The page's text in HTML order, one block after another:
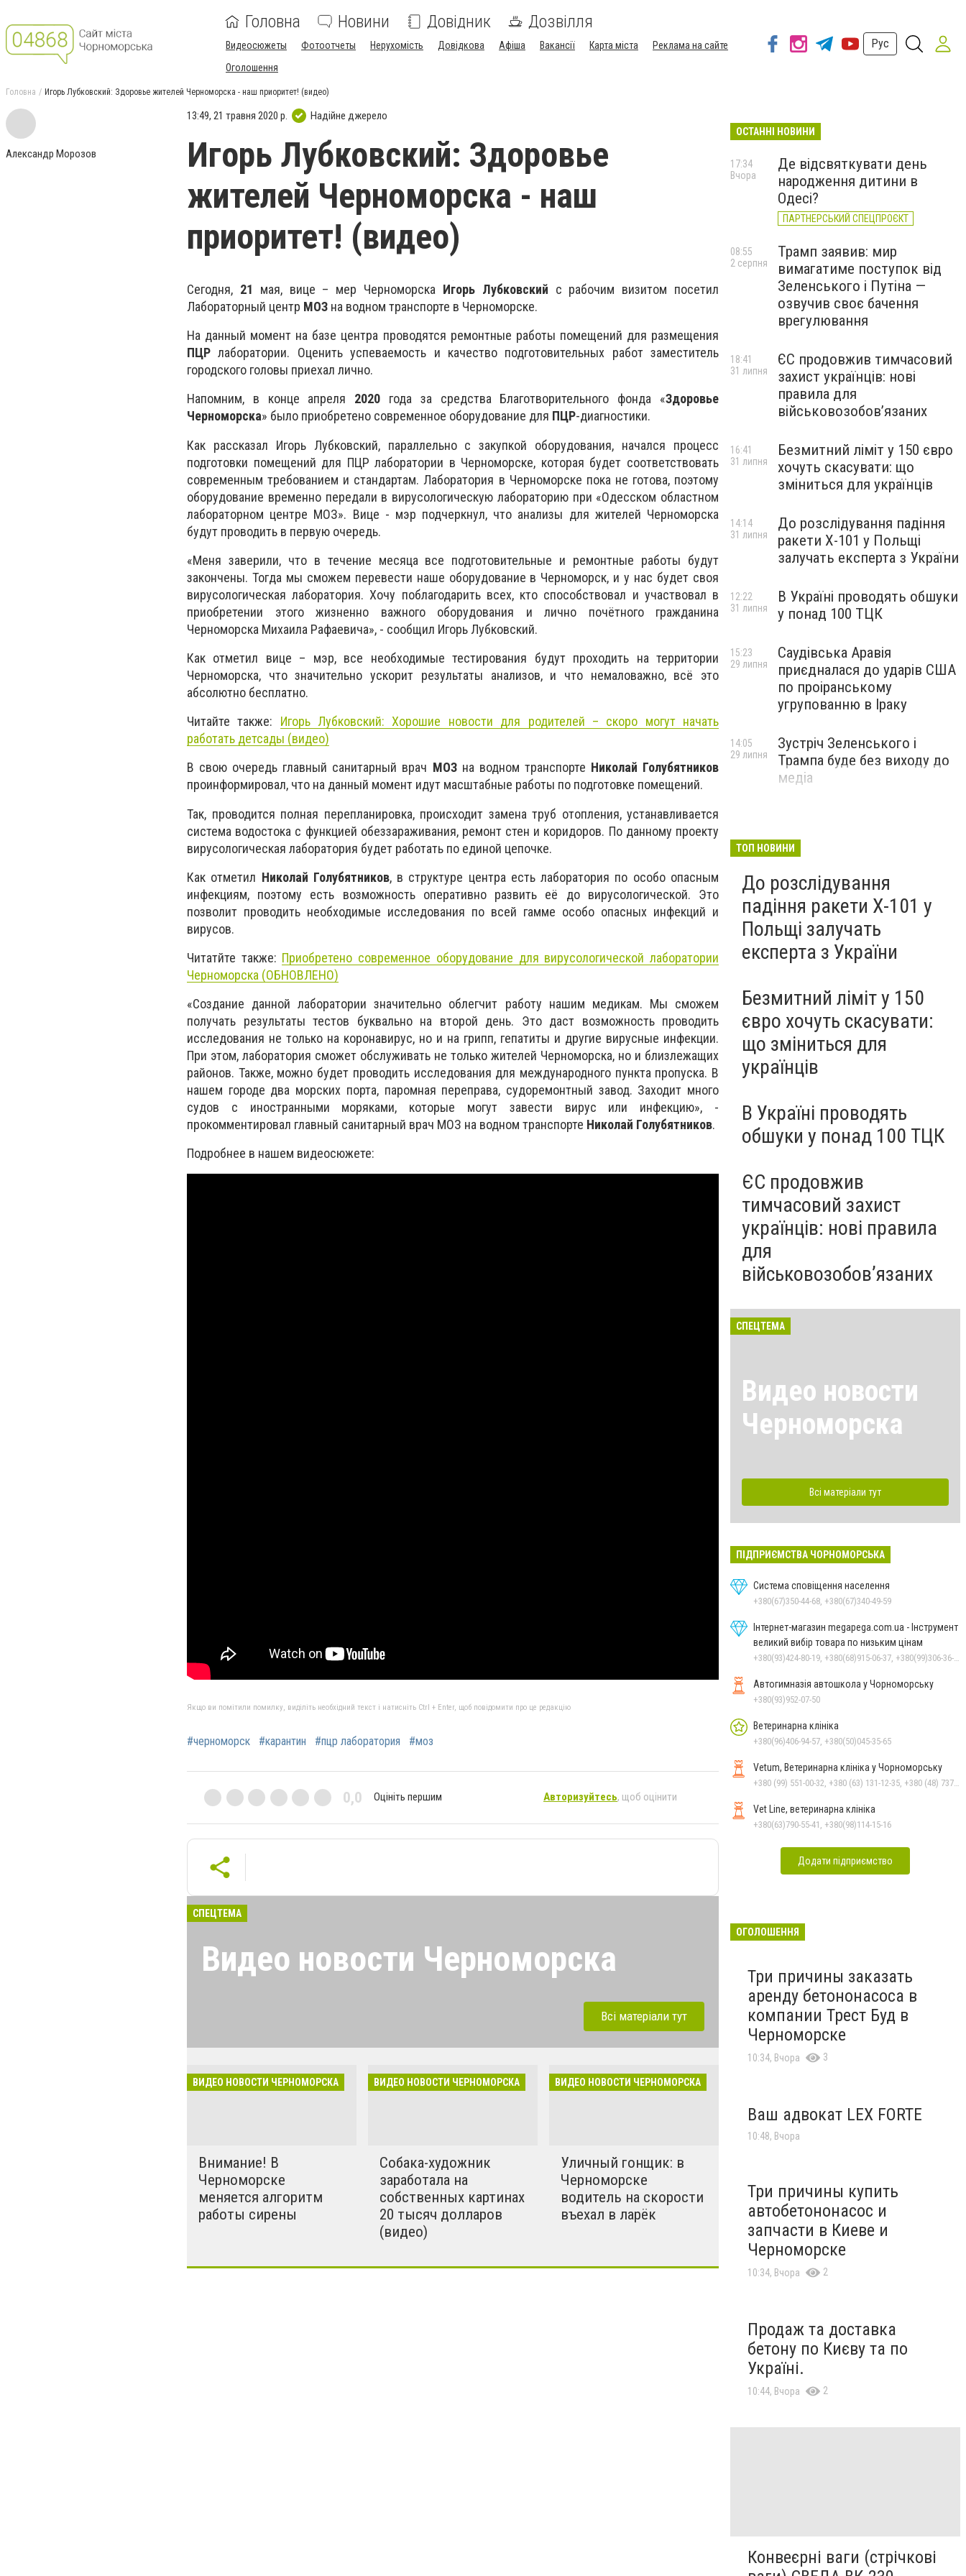
Головна Новини Довідник Дозвілля
Видеосюжеты Фотоотчеты Нерухомість Довідкова Афіша Вакансії Карта міста
Реклама на сайте
Оголошення
Рус
Головна Игорь Лубковский: Здоровье жителей Черноморска - наш приоритет! (видео)
Александр Морозов
13:49, 21 травня 2020 р. Надійне джерело
Игорь Лубковский: Здоровье
жителей Черноморска - наш
приоритет! (видео)
Сегодня, 21 мая, вице – мер Черноморска Игорь Лубковский с рабочим визитом посетил
Лабораторный центр МОЗ на водном транспорте в Черноморске.
На данный момент на базе центра проводятся ремонтные работы помещений для размещения
ПЦР лаборатории. Оценить успеваемость и качество подготовительных работ заместитель
городского головы приехал лично.
Напомним, в конце апреля 2020 года за средства Благотворительного фонда «Здоровье
Черноморска» было приобретено современное оборудование для ПЦР-диагностики.
Как рассказал Игорь Лубковский, параллельно с закупкой оборудования, начался процесс
подготовки помещений для ПЦР лаборатории в Черноморске, которая будет соответствовать
современным требованием и стандартам. Лаборатория в Черноморске пока не готова, поэтому
оборудование временно передали в вирусологическую лабораторию при «Одесском областном
лабораторном центре МОЗ». Вице - мэр подчеркнул, что анализы для жителей Черноморска
будут проводить в первую очередь.
«Меня заверили, что в течение месяца все подготовительные и ремонтные работы будут
закончены. Тогда мы сможем перевести наше оборудование в Черноморск, и у нас будет своя
вирусологическая лаборатория. Хочу поблагодарить всех, кто способствовал и участвовал в
приобретении этого жизненно важного оборудования и лично почётного гражданина
Черноморска Михаила Рафаевича», - сообщил Игорь Лубковский.
Как отметил вице – мэр, все необходимые тестирования будут проходить на территории
Черноморска, что значительно ускорит результаты анализов, и что немаловажно, всё это
абсолютно бесплатно.
Читайте также: Игорь Лубковский: Хорошие новости для родителей – скоро могут начать
работать детсады (видео)
В свою очередь главный санитарный врач МОЗна водном транспорте Николай Голубятников
проинформировал, что на данный момент идут масштабные работы по подготовке помещений.
Так, проводится полная перепланировка, происходит замена труб отопления, устанавливается
система водостока с функцией обеззараживания, ремонт стен и коридоров. По данному проекту
вирусологическая лаборатория будет работать по единой цепочке.
Как отметил Николай Голубятников, в структуре центра есть лаборатория по особо опасным
инфекциям, поэтому есть возможность оперативно развить её до вирусологической. Это
позволит проводить необходимые исследования по всей гамме особо опасных инфекций и
вирусов.
Читатйте также: Приобретено современное оборудование для вирусологической лаборатории
Черноморска (ОБНОВЛЕНО)
«Создание данной лаборатории значительно облегчит работу нашим медикам. Мы сможем
получать результаты тестов буквально на второй день. Это даст возможность проводить
исследования не только на коронавирус, но и на грипп, гепатиты и другие вирусные инфекции.
При этом, лаборатория сможет обслуживать не только жителей Черноморска, но и близлежащих
районов. Также, можно будет проводить исследования для международного пункта пропуска. В
нашем городе два морских порта, паромная переправа, судоремонтный завод. Заходит много
судов с иностранными моряками, которые могут завести вирус или инфекцию», -
прокомментировал главный санитарный врач МОЗ на водном транспорте Николай Голубятников.
Подробнее в нашем видеосюжете:
Якщо ви помітили помилку, виділіть необхідний текст і натисніть Ctrl + Enter, щоб повідомити про це редакцію
#черноморск #карантин #пцр лаборатория #моз
0,0 Оцініть першим Авторизуйтесь, щоб оцінити
СПЕЦТЕМА
Видео новости Черноморска
удобства скачай наше бесплатное
мобильное приложение IOS / Android.
Всі матеріали тут
ВИДЕО НОВОСТИ ЧЕРНОМОРСКА
Внимание! В
Черноморске
меняется алгоритм
работы сирены
ВИДЕО НОВОСТИ ЧЕРНОМОРСКА
Собака-художник
заработала на
собственных картинах
20 тысяч долларов
(видео)
ВИДЕО НОВОСТИ ЧЕРНОМОРСКА
Уличный гонщик: в
Черноморске
водитель на скорости
въехал в ларёк
ОСТАННІ НОВИНИ
Де відсвяткувати день
народження дитини в
Одесі?
ПАРТНЕРСЬКИЙ СПЕЦПРОЄКТ
17:34
Вчора
Трамп заявив: мир
вимагатиме поступок від
Зеленського і Путіна —
озвучив своє бачення
врегулювання
08:55
2 серпня
ЄС продовжив тимчасовий
захист українців: нові
правила для
військовозобов’язаних
18:41
31 липня
Безмитний ліміт у 150 євро
хочуть скасувати: що
зміниться для українців
16:41
31 липня
До розслідування падіння
ракети Х-101 у Польщі
залучать експерта з України
14:14
31 липня
В Україні проводять обшуки
у понад 100 ТЦК
12:22
31 липня
Саудівська Аравія
приєдналася до ударів США
по проіранському
угрупованню в Іраку
15:23
29 липня
Зустріч Зеленського і
Трампа буде без виходу до
медіа
14:05
29 липня
ТОП НОВИНИ
До розслідування
падіння ракети Х-101 у
Польщі залучать
експерта з України
Безмитний ліміт у 150
євро хочуть скасувати:
що зміниться для
українців
В Україні проводять
обшуки у понад 100 ТЦК
ЄС продовжив
тимчасовий захист
українців: нові правила
для
військовозобов’язаних
СПЕЦТЕМА
Видео новости
Черноморска
Всі матеріали тут
ПІДПРИЄМСТВА ЧОРНОМОРСЬКА
Система сповіщення населення
+380(67)350-44-68, +380(67)340-49-59
Інтернет-магазин megapega.com.ua - Інструмент
великий вибір товара по низьким цінам
Автогимназія автошкола у Чорноморську
+380(93)952-07-50
Ветеринарна клініка
+380(96)406-94-57, +380(50)045-35-65
Vetum, Ветеринарна клініка у Чорноморську
Vet Line, ветеринарна клініка
+380(63)790-55-41, +380(98)114-15-16
Додати підприємство
ОГОЛОШЕННЯ
Три причины заказать
аренду бетононасоса в
компании Трест Буд в
Черноморске
10:34, Вчора 3
Ваш адвокат LEX FORTE
10:48, Вчора
Три причины купить
автобетононасос и
запчасти в Киеве и
Черноморске
10:34, Вчора 2
Продаж та доставка
бетону по Києву та по
Україні.
10:44, Вчора 2
Конвеєрні ваги (стрічкові